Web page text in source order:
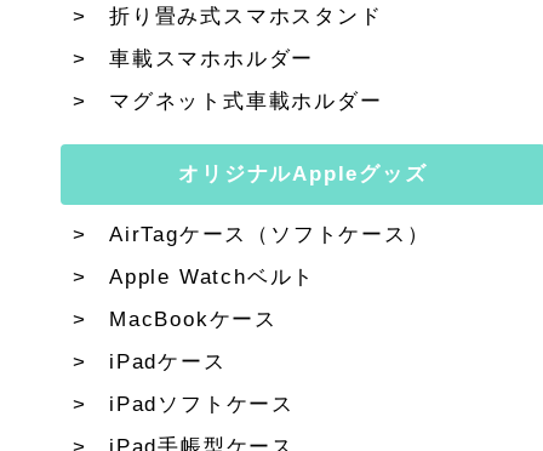
折り畳み式スマホスタンド
車載スマホホルダー
マグネット式車載ホルダー
オリジナルAppleグッズ
AirTagケース（ソフトケース）
Apple Watchベルト
MacBookケース
iPadケース
iPadソフトケース